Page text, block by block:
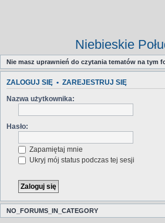
Niebieskie
Nie masz uprawnień do czytania tematów na tym
ZALOGUJ SIĘ • ZAREJESTRUJ SIĘ
Nazwa użytkownika:
Hasło:
Zapamiętaj mnie
Ukryj mój status podczas tej sesji
NO_FORUMS_IN_CATEGORY